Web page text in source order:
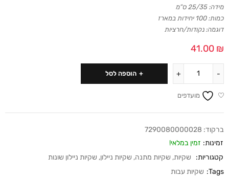
מידה: 25/35 ס”מ
כמות: 100 יחידות במארז
דוגמה: נקודות/חרציות
41.00 ₪
הוספה לסל
מועדפים
ברקוד: 7290080000028
זמינות: זמין במלאי!
קטגוריות:
שקיות, שקיות מתנה, שקיות ניילון, שקיות ניילון שונות
Tags: שקיות עבות